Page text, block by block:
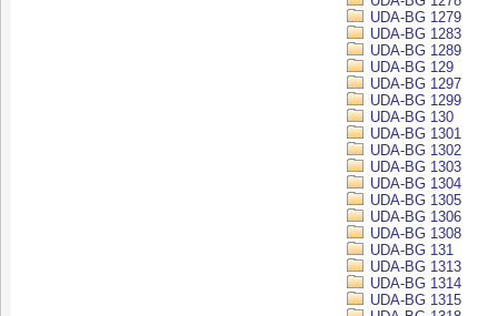
UDA-BG 1279
UDA-BG 1283
UDA-BG 1289
UDA-BG 129
UDA-BG 1297
UDA-BG 1299
UDA-BG 130
UDA-BG 1301
UDA-BG 1302
UDA-BG 1303
UDA-BG 1304
UDA-BG 1305
UDA-BG 1306
UDA-BG 1308
UDA-BG 131
UDA-BG 1313
UDA-BG 1314
UDA-BG 1315